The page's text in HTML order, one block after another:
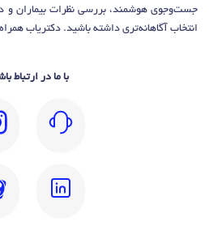
جست‌وجوی هوشمند، بررسی نظرات بیماران و
انتخاب آگاهانه‌تری داشته باشید. دکتریاب
با ما در ارتباط